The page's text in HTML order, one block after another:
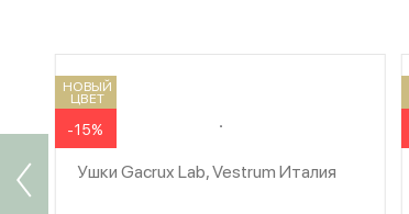
НОВЫЙ
ЦВЕТ
-15%
Ушки Gacrux Lab, Vestrum Италия